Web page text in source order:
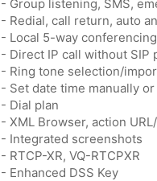
- Group listening, SMS,
- Redial, call return, auto
- Local 5-way conferencing
- Direct IP call without SIP
- Ring tone selection/
- Set date time manually
- Dial plan
- XML Browser, action
- Integrated screenshots
- RTCP-XR, VQ-RTCPXR
- Enhanced DSS Key